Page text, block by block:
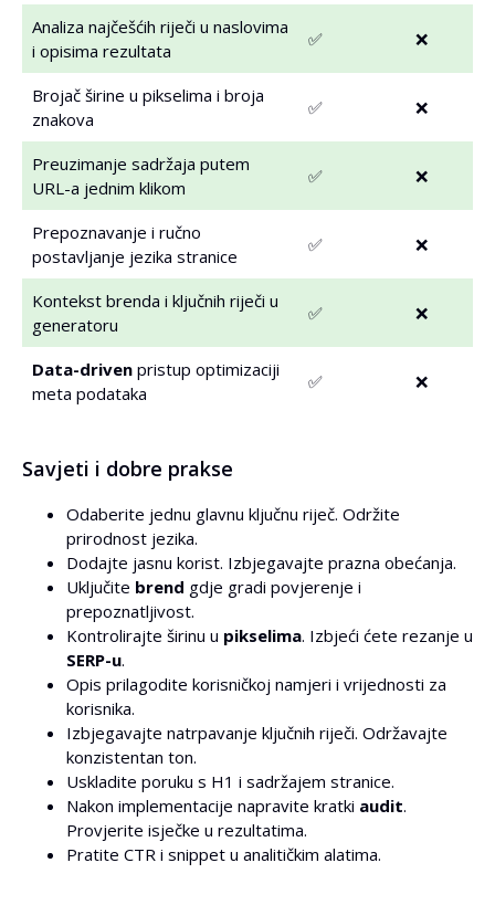
Analiza najčešćih riječi u naslovima
i opisima rezultata
✅ ❌
Brojač širine u pikselima i broja
znakova
✅ ❌
Preuzimanje sadržaja putem
URL-a jednim klikom
✅ ❌
Prepoznavanje i ručno
postavljanje jezika stranice
✅ ❌
Kontekst brenda i ključnih riječi u
generatoru
✅ ❌
Data-driven pristup optimizaciji
meta podataka
✅ ❌
Savjeti i dobre prakse
Odaberite jednu glavnu ključnu riječ. Održite
prirodnost jezika.
Dodajte jasnu korist. Izbjegavajte prazna obećanja.
Uključite brend gdje gradi povjerenje i
prepoznatljivost.
Kontrolirajte širinu u pikselima. Izbjeći ćete rezanje u
SERP-u.
Opis prilagodite korisničkoj namjeri i vrijednosti za
korisnika.
Izbjegavajte natrpavanje ključnih riječi. Održavajte
konzistentan ton.
Uskladite poruku s H1 i sadržajem stranice.
Nakon implementacije napravite kratki audit.
Provjerite isječke u rezultatima.
Pratite CTR i snippet u analitičkim alatima.